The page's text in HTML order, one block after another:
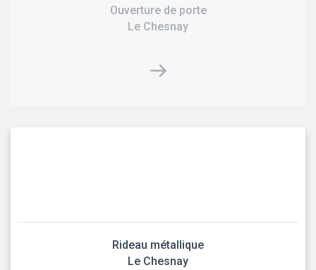
Ouverture de porte
Le Chesnay
Rideau métallique
Le Chesnay